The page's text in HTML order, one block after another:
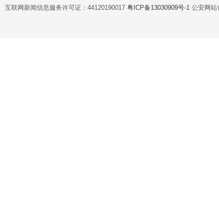
互联网新闻信息服务许可证：44120190017 粤ICP备13030909号-1 公安网站